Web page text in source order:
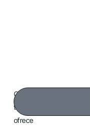
CPI
también
ofrece